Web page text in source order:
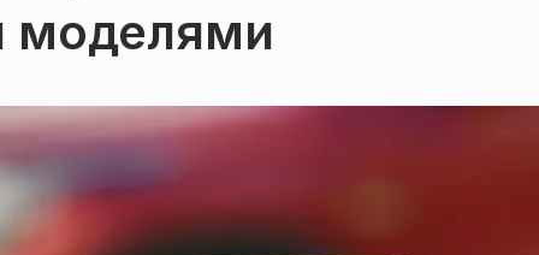
моделями